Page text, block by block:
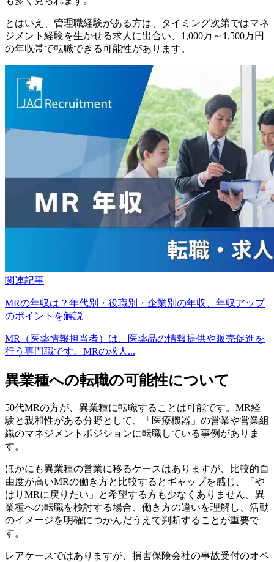
とはいえ、管理職経験がある方は、タイミング次第ではマネ
ジメント経験を生かせる求人に出合い、1,000万～1,500万円
の年収帯で転職できる可能性があります。
関連記事
MRの年収は？年代別・役職別・企業別の年収、年収アップ
のポイントを解説
MR（医薬情報担当者）は、医薬品の情報提供や販売促進を
行う専門職です。MRの求人...
異業種への転職の可能性について
50代MRの方が、異業種に転職することは可能です。MR経
験と親和性がある分野として、「医療機器」の営業や営業組
織のマネジメントポジションに転職している事例がありま
す。
ほかにも異業種の営業に移るケースはありますが、比較的自
由度が高いMRの働き方と比較するとギャップを感じ、「や
はりMRに戻りたい」と希望する方も少なくありません。異
業種への転職を検討する場合、働き方の違いを理解し、活動
のイメージを明確につかんだうえで判断することが重要で
す。
レアケースではありますが、損害保険会社の事故受付のオペ